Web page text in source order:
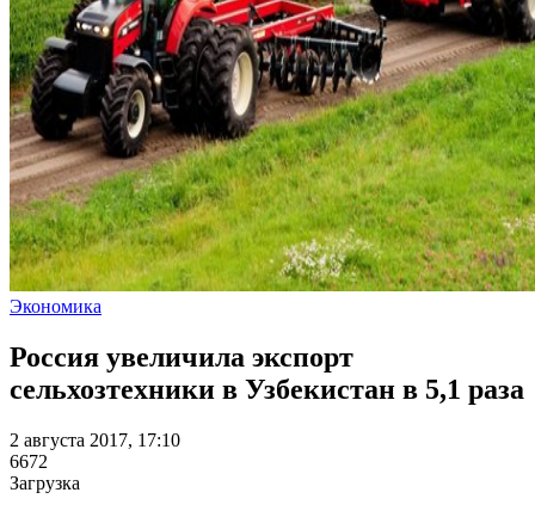
Экономика
Россия увеличила экспорт
сельхозтехники в Узбекистан в 5,1 раза
2 августа 2017, 17:10
6672
Загрузка